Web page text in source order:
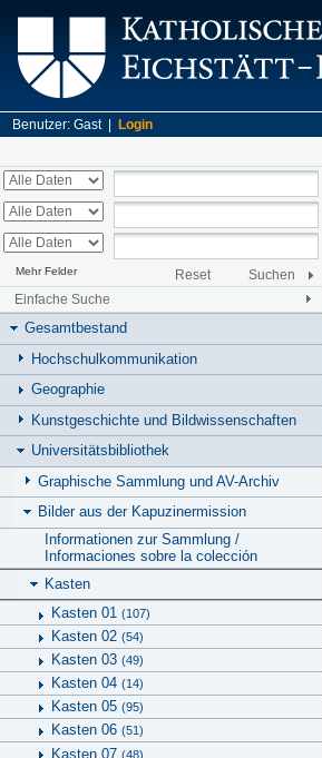
Benutzer: Gast | Login
Mehr Felder Reset
Suchen
Einfache Suche
Gesamtbestand
Hochschulkommunikation
Geographie
Kunstgeschichte und Bildwissenschaften
Universitätsbibliothek
Graphische Sammlung und AV-Archiv
Bilder aus der Kapuzinermission
Informationen zur Sammlung /
Informaciones sobre la colección
Kasten
Kasten 01 (107)
Kasten 02 (54)
Kasten 03 (49)
Kasten 04 (14)
Kasten 05 (95)
Kasten 06 (51)
Kasten 07 (48)